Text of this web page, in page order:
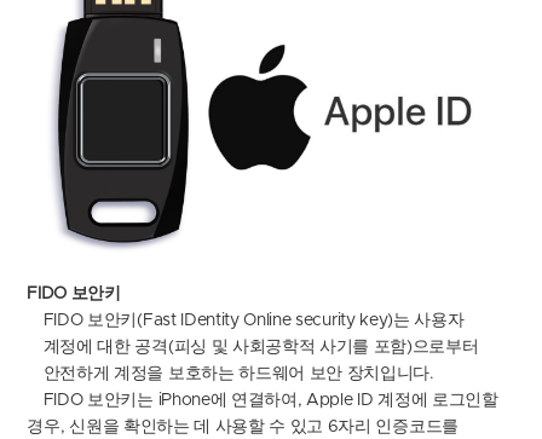
FIDO 보안키
FIDO 보안키 (Fast IDentity Online security key)는 사용자
계정에 대한 공격 (피싱 및 사회공학적 사기를 포함)으로부터
안전하게 계정을 보호하는 하드웨어 보안 장치입니다.
FIDO 보안키는 iPhone에 연결하여 , Apple ID계정에 로그인할
경우, 신원을 확인하는 데 사용할 수 있고 6자리 인증코드를